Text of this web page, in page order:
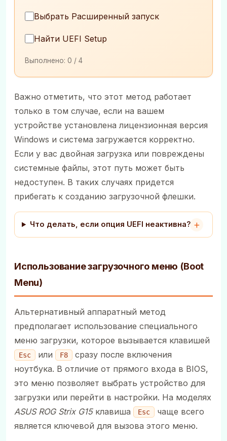
Выбрать Расширенный запуск
Найти UEFI Setup
Выполнено: 0 / 4
Важно отметить, что этот метод работает
только в том случае, если на вашем
устройстве установлена лицензионная версия
Windows и система загружается корректно.
Если у вас двойная загрузка или повреждены
системные файлы, этот путь может быть
недоступен. В таких случаях придется
прибегать к созданию загрузочной флешки.
Что делать, если опция UEFI неактивна?
Использование загрузочного меню (Boot
Menu)
Альтернативный аппаратный метод
предполагает использование специального
меню загрузки, которое вызывается клавишей
Esc или F8
сразу после включения
ноутбука. В отличие от прямого входа в BIOS,
это меню позволяет выбрать устройство для
загрузки или перейти в настройки. На моделях
ASUS ROG Strix G15клавиша Esc
чаще всего
является ключевой для вызова этого меню.